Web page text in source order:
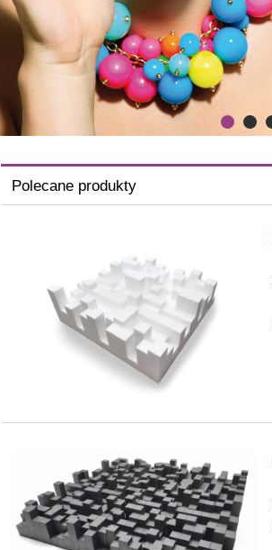
Polecane produkty